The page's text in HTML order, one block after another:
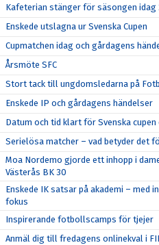
Kafeterian stänger för säsongen idag
Enskede utslagna ur Svenska Cupen
Cupmatchen idag och gårdagens
Årsmöte SFC
Stort tack till ungdomsledarna på
Enskede IP och gårdagens händelser
Datum och tid klart för Svenska cupen
Serielösa matcher – vad betyder det
Moa Nordemo gjorde ett inhopp i
Västerås BK 30
Enskede IK satsar på akademi – med
fokus
Inspirerande fotbollscamps för tjejer
Anmäl dig till fredagens onlinekval i